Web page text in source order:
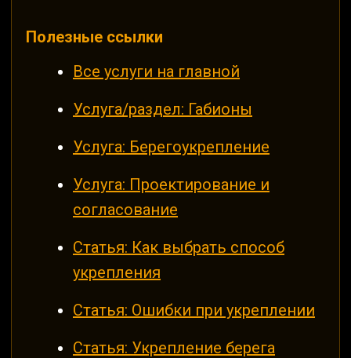
Полезные ссылки
Все услуги на главной
Услуга/раздел: Габионы
Услуга: Берегоукрепление
Услуга: Проектирование и
согласование
Статья: Как выбрать способ
укрепления
Статья: Ошибки при укреплении
Статья: Укрепление берега